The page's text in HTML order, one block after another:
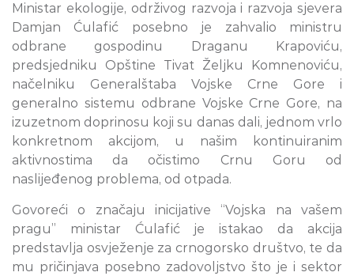
Ministar ekologije, održivog razvoja i razvoja sjevera
Damjan Ćulafić posebno je zahvalio ministru
odbrane gospodinu Draganu Krapoviću,
predsjedniku Opštine Tivat Željku Komnenoviću,
načelniku Generalštaba Vojske Crne Gore i
generalno sistemu odbrane Vojske Crne Gore, na
izuzetnom doprinosu koji su danas dali, jednom vrlo
konkretnom akcijom, u našim kontinuiranim
aktivnostima da očistimo Crnu Goru od
naslijeđenog problema, od otpada.
Govoreći o značaju inicijative “Vojska na vašem
pragu” ministar Ćulafić je istakao da akcija
predstavlja osvježenje za crnogorsko društvo, te da
mu pričinjava posebno zadovoljstvo što je i sektor